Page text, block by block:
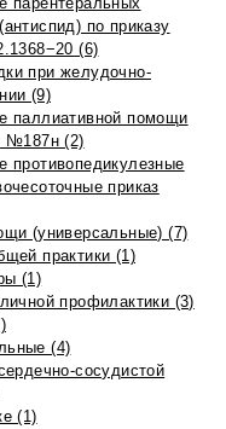
по приказу
(6)
при желудочно-
(9)
паллиативной помощи
№187н (2)
противопедикулезные
приказ
(универсальные) (7)
практики (1)
(1)
профилактики (3)
(4)
сосудистой
(1)